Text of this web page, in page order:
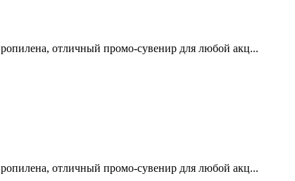
отличный промо-сувенир для любой акц...
отличный промо-сувенир для любой акц...